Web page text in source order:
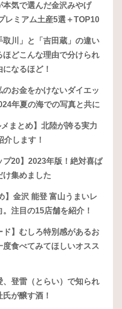
本気で選んだ金沢みやげ
レミアム土産5選＋TOP10
取川」と「吉田蔵」の違い
どこんな理由で分けられ
なるほど！
のお金をかけないダイエッ
年夏の海での写真と共に
まとめ】北陸が誇る実力
介します！
プ20】2023年版！絶対喜ば
け集めました
】金沢 能登 富山うまいレ
注目の15店舗を紹介！
ド】むしろ特別感があるお
食べてみてほしいオスス
、登雷（とらい）で知られ
が醸す酒！